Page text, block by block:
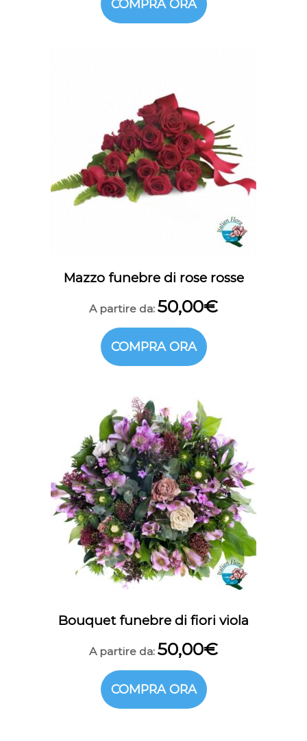
COMPRA ORA
Mazzo funebre di rose rosse
A partire da: 50,00€
COMPRA ORA
Bouquet funebre di fiori viola
A partire da: 50,00€
COMPRA ORA